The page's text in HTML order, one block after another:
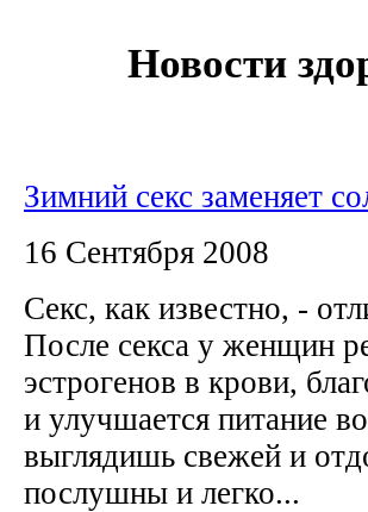
Новости
Зимний секс заменяет
16 Сентября 2008
Секс, как известно, -
После секса у женщин
эстрогенов в крови,
и улучшается питание
выглядишь свежей и
послушны и легко...